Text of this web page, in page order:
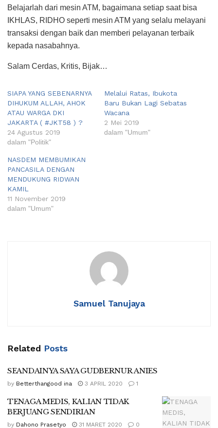
Belajarlah dari mesin ATM, bagaimana setiap saat bisa
IKHLAS, RIDHO seperti mesin ATM yang selalu melayani
transaksi dengan baik dan memberi pelayanan terbaik
kepada nasabahnya.
Salam Cerdas, Kritis, Bijak…
SIAPA YANG SEBENARNYA
DIHUKUM ALLAH, AHOK
ATAU WARGA DKI
JAKARTA ( #JKT58 ) ?
24 Agustus 2019
dalam "Politik"
Melalui Ratas, Ibukota
Baru Bukan Lagi Sebatas
Wacana
2 Mei 2019
dalam "Umum"
NASDEM MEMBUMIKAN
PANCASILA DENGAN
MENDUKUNG RIDWAN
KAMIL
11 November 2019
dalam "Umum"
Samuel Tanujaya
Related Posts
SEANDAINYA SAYA GUDBERNUR ANIES
by Betterthangood ina 3 APRIL 2020 1
TENAGA MEDIS, KALIAN TIDAK
BERJUANG SENDIRIAN
by Dahono Prasetyo 31 MARET 2020 0